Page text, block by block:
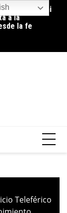
mi
a la
la fe
la renuncia
Oeste,
situación de
Teleférico